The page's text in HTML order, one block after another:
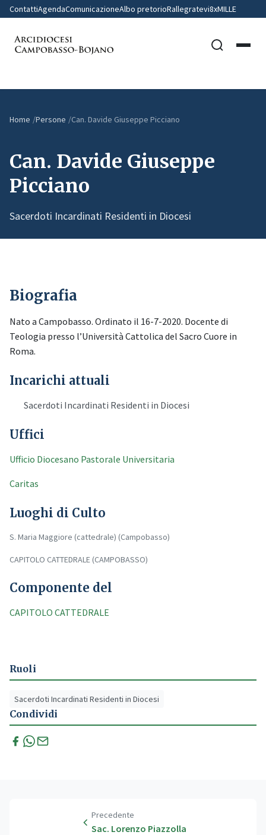
ContattiAgendaComunicazioneAlbo pretorioRallegratevi8xMILLE
Home Persone Can. Davide Giuseppe Picciano
Can. Davide Giuseppe
Picciano
Sacerdoti Incardinati Residenti in Diocesi
Biografia
Nato a Campobasso. Ordinato il 16-7-2020. Docente di
Teologia presso l’Università Cattolica del Sacro Cuore in
Roma.
Incarichi attuali
Sacerdoti Incardinati Residenti in Diocesi
Uffici
Ufficio Diocesano Pastorale Universitaria
Caritas
Luoghi di Culto
S. Maria Maggiore (cattedrale) (Campobasso)
CAPITOLO CATTEDRALE (CAMPOBASSO)
Componente del
CAPITOLO CATTEDRALE
Ruoli
Sacerdoti Incardinati Residenti in Diocesi
Condividi
Precedente
Sac. Lorenzo Piazzolla